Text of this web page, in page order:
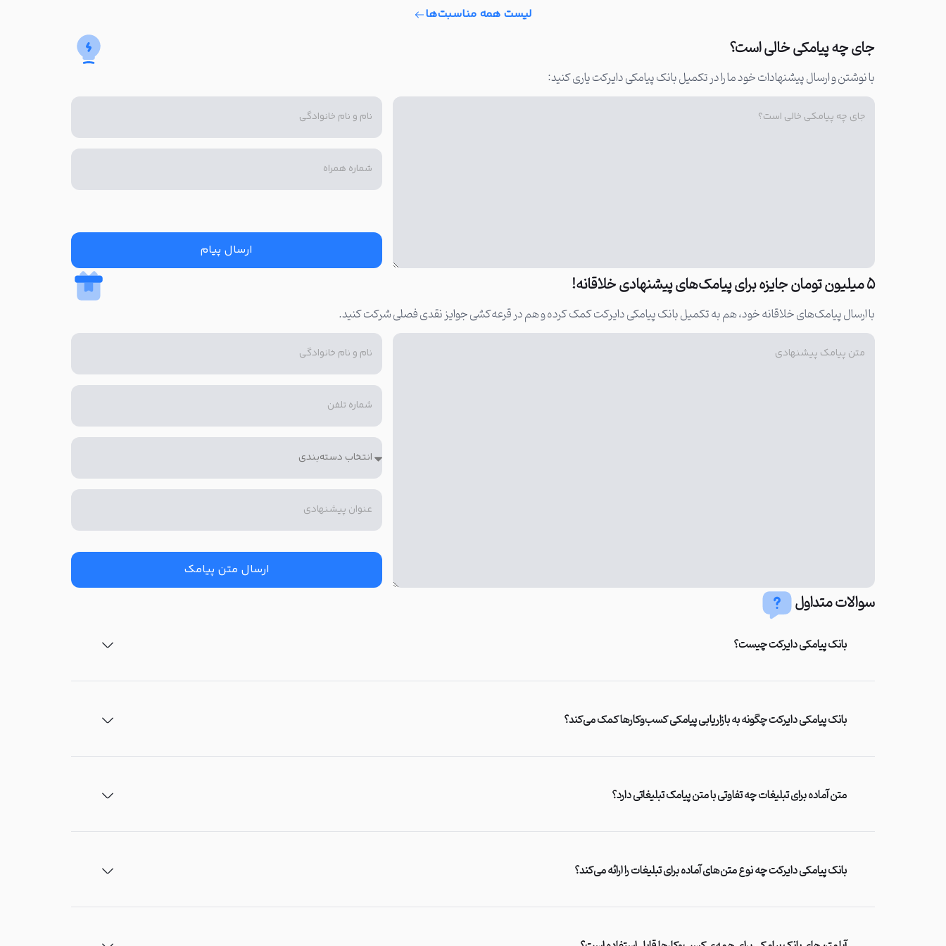
لیست همه مناسبت‌ها
جای چه پیامکی خالی است؟
با نوشتن و ارسال پیشنهادات خود ما را در تکمیل بانک پیامکی دایرکت یاری کنید:
ارسال پیام
۵ میلیون تومان جایزه برای پیامک‌های پیشنهادی خلاقانه!
با ارسال پیامک‌های خلاقانه خود، هم به تکمیل بانک پیامکی دایرکت کمک کرده و هم در قرعه‌کشی جوایز نقدی فصلی شرکت کنید.
ارسال متن پیامک
سوالات متداول
بانک پیامکی دایرکت چیست؟
بانک پیامکی دایرکت چگونه به بازاریابی پیامکی کسب‌وکارها کمک می‌کند؟
متن آماده برای تبلیغات چه تفاوتی با متن پیامک تبلیغاتی دارد؟
بانک پیامکی دایرکت چه نوع متن‌های آماده برای تبلیغات را ارائه می‌کند؟